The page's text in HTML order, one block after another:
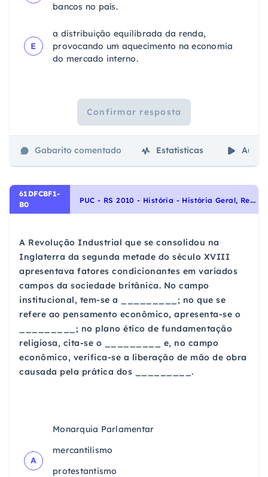
bancos no país.
E
a distribuição equilibrada da renda,
provocando um aquecimento na economia
do mercado interno.
Confirmar resposta
Gabarito comentado Estatísticas Aulas
61DFCBF1-
B0
P
UC - RS 2010 - História - História Geral, Revolução Industrial
A Revolução Industrial que se consolidou na
Inglaterra da segunda metade do século XVIII
apresentava fatores condicionantes em variados
campos da sociedade britânica. No campo
institucional, tem-se a _________; no que se
refere ao pensamento econômico, apresenta-se o
_________; no plano ético de fundamentação
religiosa, cita-se o _________ e, no campo
econômico, verifica-se a liberação de mão de obra
causada pela prática dos _________.
A
Monarquia Parlamentar
mercantilismo
protestantismo